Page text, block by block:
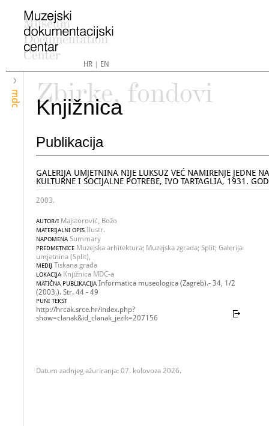
HR| EN
mdc
Zbirke, fondovi
Knjižnica
Publikacija
GALERIJA UMJETNINA NIJE LUKSUZ VEĆ NAMIRENJE JEDNE
KULTURNE I SOCIJALNE POTREBE, IVO TARTAGLIA, 1931.
2003.
AUTOR/I Majstorović, Božo
MATERIJALNI OPIS Ilustr.
NAPOMENA Summary
PREDMETNICE Muzejska arhitektura; Muzejska zgrada; Split; Galerija
umjetnina (Split),
MEDIJ Tiskana građa
LOKACIJA Knjižnica MDC-a
MATIČNA PUBLIKACIJA Informatica museologica (Zagreb).- 34, 1/2
(2003.). Str. 44 - 49
PUNI TEKST
http://hrcak.srce.hr/index.php?
show=clanak&id_clanak_jezik=207156
Datum zadnjeg ažuriranja: 07. kolovoza 2026.